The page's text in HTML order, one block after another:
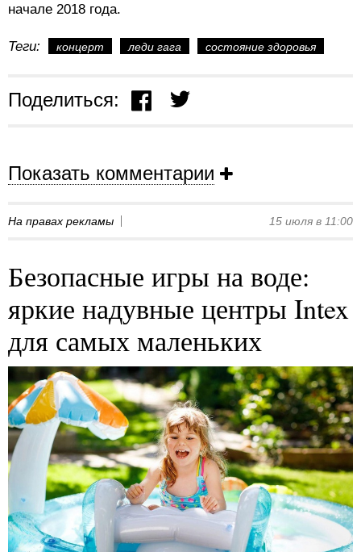
начале 2018 года.
Теги: концерт леди гага состояние здоровья
Поделиться:
Показать комментарии
На правах рекламы 15 июля в 11:00
Безопасные игры на воде:
яркие надувные центры Intex
для самых маленьких